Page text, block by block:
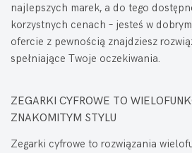
najlepszych marek, a do tego
korzystnych cenach – jesteś w
ofercie z pewnością znajdziesz
spełniające Twoje oczekiwania.
ZEGARKI CYFROWE TO
ZNAKOMITYM STYLU
Zegarki cyfrowe to rozwiązania